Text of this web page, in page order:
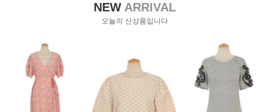
NEWARRIVAL
오늘의 신상품입니다